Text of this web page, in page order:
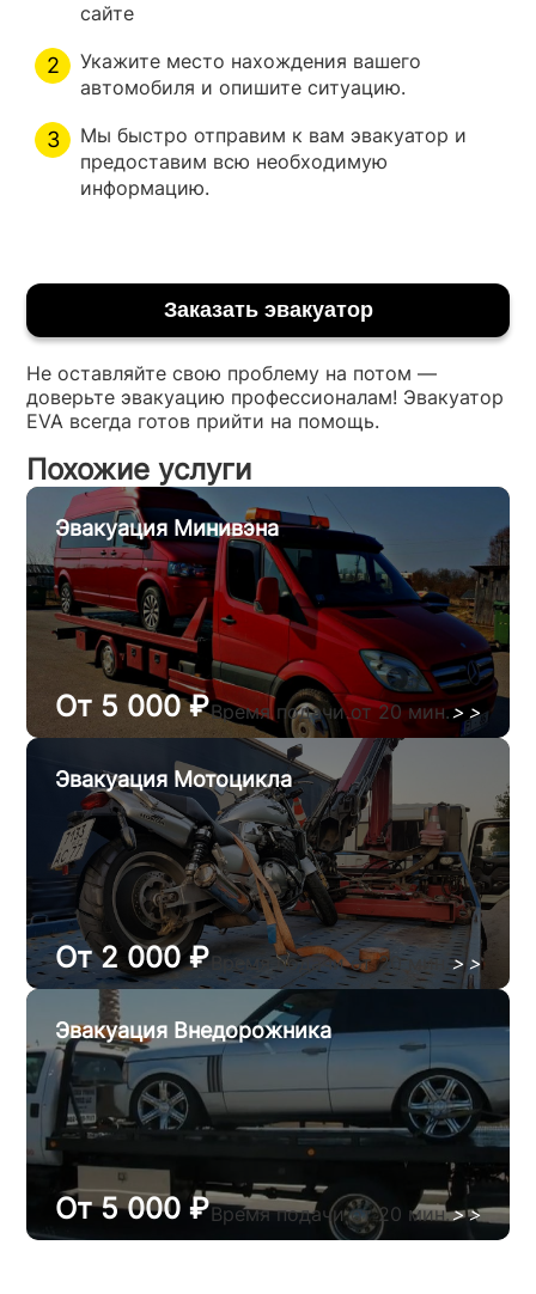
сайте
Укажите место нахождения вашего
автомобиля и опишите ситуацию.
Мы быстро отправим к вам эвакуатор и
предоставим всю необходимую
информацию.
Заказать эвакуатор
Не оставляйте свою проблему на потом —
доверьте эвакуацию профессионалам! Эвакуатор
EVA всегда готов прийти на помощь.
Похожие услуги
Эвакуация Минивэна
От 5 000 ₽Время подачи от 20 мин.> >
Эвакуация Мотоцикла
От 2 000 ₽Время подачи от 20 мин. >>
Эвакуация Внедорожника
От 5 000 ₽Время подачи от 20 мин.>>